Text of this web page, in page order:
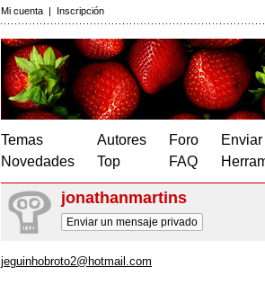
Mi cuenta | Inscripción
Temas
Novedades
Autores
Top
Foro
FAQ
jonathanmartins
Enviar un mensaje privado
jeguinhobroto2@hotmail.com